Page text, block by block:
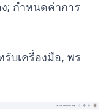
; กำหนดค่าการ
รับเครื่องมือ, พร